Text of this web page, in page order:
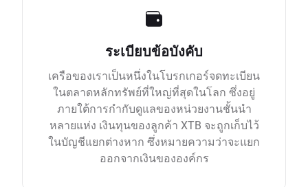
ระเบียบข้อบังคับ
เครือของเราเป็นหนึ่งในโบรกเกอร์จดทะเบียน
ในตลาดหลักทรัพย์ที่ใหญ่ที่สุดในโลก ซึ่งอยู่
ภายใต้การกำกับดูแลของหน่วยงานชั้นนำ
หลายแห่ง เงินทุนของลูกค้า XTB จะถูกเก็บไว้
ในบัญชีแยกต่างหาก ซึ่งหมายความว่าจะแยก
ออกจากเงินขององค์กร